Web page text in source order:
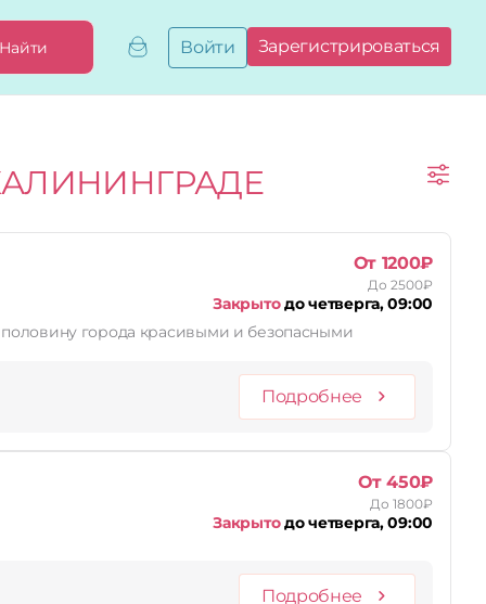
Найти
Добавить,
бизнес
Запросы
Войти Зарегистрироваться
От 1200₽
До 2500₽
Закрытодо четверга, 09:00
города красивыми и безопасными
Подробнее
От 450₽
До 1800₽
Закрытодо четверга, 09:00
Подробнее